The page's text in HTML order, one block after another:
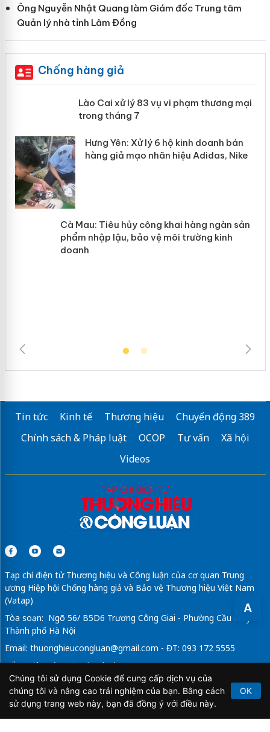
A
Ông Nguyễn Nhật Quang làm Giám đốc Trung tâm
Quản lý nhà tỉnh Lâm Đồng
Chống hàng giả
Lào Cai xử lý 83 vụ vi phạm thương
mại trong tháng 7
Tin tức Kinh tế Thương hiệu
Chuyển động 389
Chính sách & Pháp luật
OCOP Tư vấn
Xã hội
Videos
Tạp chí điện tử Thương hiệu và Công luận của cơ quan Trung
ương Hiệp hội Chống hàng giả và Bảo vệ Thương hiệu Việt Nam
(Vatap)
Tòa soạn: Ngõ 56/ B5D6 Trương Công Giai - Phường Cầu Giấy -
Thành phố Hà Nội
Email: thuonghieucongluan@gmail.com - ĐT: 093 172 5555
Tổng Biên Tập: Vũ Đức Thuận
Giấy phép hoạt động báo chí điện tử số 64/GP-BTTTT do Bộ
Thông tin và Truyền thông cấp ngày 21/2/2020.
Chúng tôi sử dụng Cookie để cung cấp dịch vụ của
chúng tôi và nâng cao trải nghiệm của bạn. Bằng cách
sử dụng trang web này, bạn đã đồng ý với điều này.
OK